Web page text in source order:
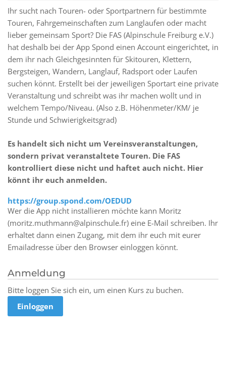
Ihr sucht nach Touren- oder Sportpartnern für bestimmte
Touren, Fahrgemeinschaften zum Langlaufen oder macht
lieber gemeinsam Sport? Die FAS (Alpinschule Freiburg e.V.)
hat deshalb bei der App Spond einen Account eingerichtet, in
dem ihr nach Gleichgesinnten für Skitouren, Klettern,
Bergsteigen, Wandern, Langlauf, Radsport oder Laufen
suchen könnt. Erstellt bei der jeweiligen Sportart eine private
Veranstaltung und schreibt was ihr machen wollt und in
welchem Tempo/Niveau. (Also z.B. Höhenmeter/KM/ je
Stunde und Schwierigkeitsgrad)
Es handelt sich nicht um Vereinsveranstaltungen,
sondern privat veranstaltete Touren. Die FAS
kontrolliert diese nicht und haftet auch nicht. Hier
könnt ihr euch anmelden.
https://group.spond.com/OEDUD
Wer die App nicht installieren möchte kann Moritz
(moritz.muthmann@alpinschule.fr) eine E-Mail schreiben. Ihr
erhaltet dann einen Zugang, mit dem ihr euch mit eurer
Emailadresse über den Browser einloggen könnt.
Anmeldung
Bitte loggen Sie sich ein, um einen Kurs zu buchen.
Einloggen